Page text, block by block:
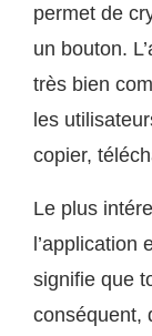
permet de
un bouton.
très bien
les
copier,
Le plus
l’application
signifie que
conséquent,